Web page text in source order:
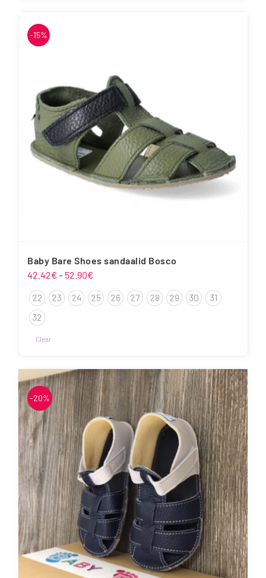
on
mitu
teha
tootelehel.
-15%
Baby Bare Shoes sandaalid Bosco
42.42€ – 52.90€
42.42€
kuni
22 23 24 25 26 27 28 29 30
31
32
Clear
tootel
on
mitu
varianti.
Valikuid
saab
teha
tootelehel.
-20%